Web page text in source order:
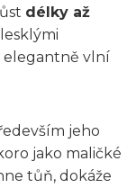
délky až
elegantně vlní
jeho
jako maličké
tůň, dokáže